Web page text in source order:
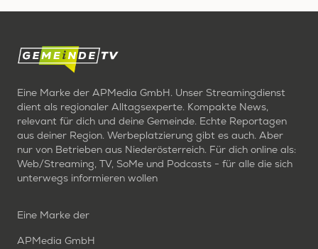
Eine Marke der APMedia GmbH. Unser Streamingdienst
dient als regionaler Alltagsexperte. Kompakte News,
relevant für dich und deine Gemeinde. Echte Reportagen
aus deiner Region. Werbeplatzierung gibt es auch. Aber
nur von Betrieben aus Niederösterreich. Für dich online als:
Web/Streaming, TV, SoMe und Podcasts - für alle die sich
unterwegs informieren wollen
Eine Marke der
APMedia GmbH